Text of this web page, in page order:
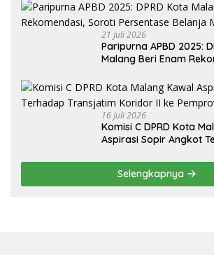
21 Juli 2026
Paripurna APBD 2025:
Malang Beri Enam
16 Juli 2026
Komisi C DPRD Kota
Aspirasi Sopir Angkot
Selengkapnya